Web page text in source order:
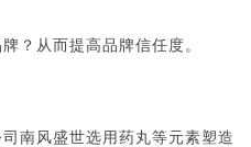
？从而提高品牌信任度。
南风盛世选用药丸等元素塑造